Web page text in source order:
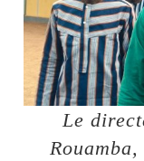
Le